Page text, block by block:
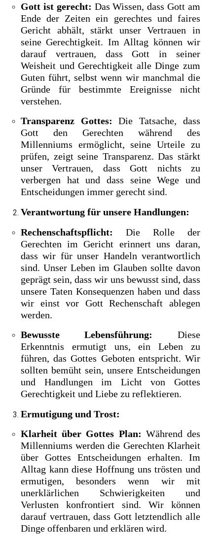
Gott ist gerecht: Das Wissen, dass Gott am
Ende der Zeiten ein gerechtes und faires
Gericht abhält, stärkt unser Vertrauen in
seine Gerechtigkeit. Im Alltag können wir
darauf vertrauen, dass Gott in seiner
Weisheit und Gerechtigkeit alle Dinge zum
Guten führt, selbst wenn wir manchmal die
Gründe für bestimmte Ereignisse nicht
verstehen.
Transparenz Gottes: Die Tatsache, dass
Gott den Gerechten während des
Millenniums ermöglicht, seine Urteile zu
prüfen, zeigt seine Transparenz. Das stärkt
unser Vertrauen, dass Gott nichts zu
verbergen hat und dass seine Wege und
Entscheidungen immer gerecht sind.
Verantwortung für unsere Handlungen:
Rechenschaftspflicht: Die Rolle der
Gerechten im Gericht erinnert uns daran,
dass wir für unser Handeln verantwortlich
sind. Unser Leben im Glauben sollte davon
geprägt sein, dass wir uns bewusst sind, dass
unsere Taten Konsequenzen haben und dass
wir einst vor Gott Rechenschaft ablegen
werden.
Bewusste Lebensführung:
Diese
Erkenntnis ermutigt uns, ein Leben zu
führen, das Gottes Geboten entspricht. Wir
sollten bemüht sein, unsere Entscheidungen
und Handlungen im Licht von Gottes
Gerechtigkeit und Liebe zu reflektieren.
Ermutigung und Trost:
Klarheit über Gottes Plan: Während des
Millenniums werden die Gerechten Klarheit
über Gottes Entscheidungen erhalten. Im
Alltag kann diese Hoffnung uns trösten und
ermutigen, besonders wenn wir mit
unerklärlichen Schwierigkeiten und
Verlusten konfrontiert sind. Wir können
darauf vertrauen, dass Gott letztendlich alle
Dinge offenbaren und erklären wird.